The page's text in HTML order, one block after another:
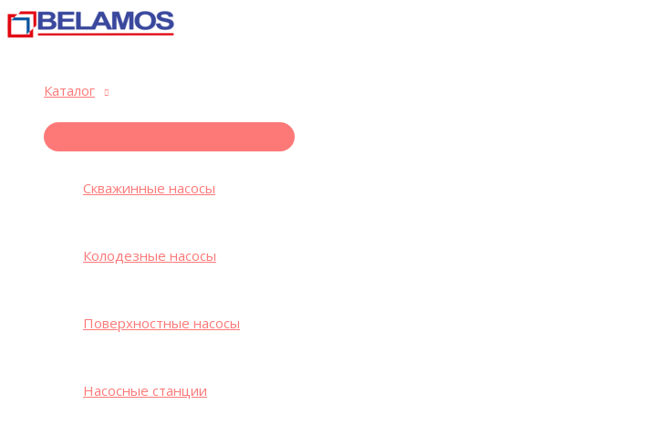
Перейти
к
Каталог
МЕНЮ
Скважинные насосы
Колодезные насосы
Поверхностные насосы
Насосные станции